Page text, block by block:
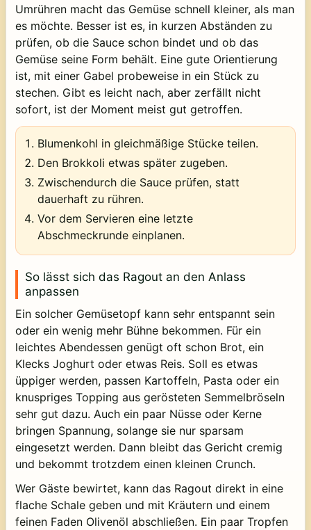
Umrühren macht das Gemüse schnell kleiner, als man
es möchte. Besser ist es, in kurzen Abständen zu
prüfen, ob die Sauce schon bindet und ob das
Gemüse seine Form behält. Eine gute Orientierung
ist, mit einer Gabel probeweise in ein Stück zu
stechen. Gibt es leicht nach, aber zerfällt nicht
sofort, ist der Moment meist gut getroffen.
Blumenkohl in gleichmäßige Stücke teilen.
Den Brokkoli etwas später zugeben.
Zwischendurch die Sauce prüfen, statt
dauerhaft zu rühren.
Vor dem Servieren eine letzte
Abschmeckrunde einplanen.
So lässt sich das Ragout an den Anlass
anpassen
Ein solcher Gemüsetopf kann sehr entspannt sein
oder ein wenig mehr Bühne bekommen. Für ein
leichtes Abendessen genügt oft schon Brot, ein
Klecks Joghurt oder etwas Reis. Soll es etwas
üppiger werden, passen Kartoffeln, Pasta oder ein
knuspriges Topping aus gerösteten Semmelbröseln
sehr gut dazu. Auch ein paar Nüsse oder Kerne
bringen Spannung, solange sie nur sparsam
eingesetzt werden. Dann bleibt das Gericht cremig
und bekommt trotzdem einen kleinen Crunch.
Wer Gäste bewirtet, kann das Ragout direkt in eine
flache Schale geben und mit Kräutern und einem
feinen Faden Olivenöl abschließen. Ein paar Tropfen